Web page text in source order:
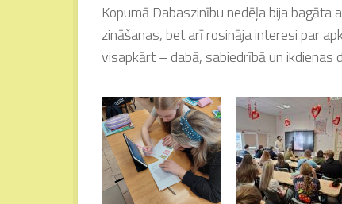
Kopumā Dabaszinību nedēļa bija
zināšanas, bet arī rosināja interesi par
visapkārt – dabā, sabiedrībā un